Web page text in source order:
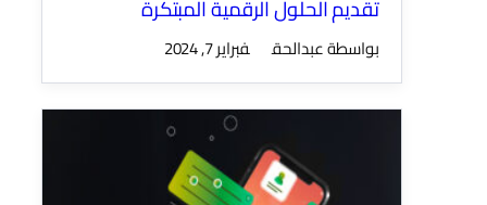
تقديم الحلول الرقمية المبتكرة
بواسطة عبدالحق فبراير 7, 2024